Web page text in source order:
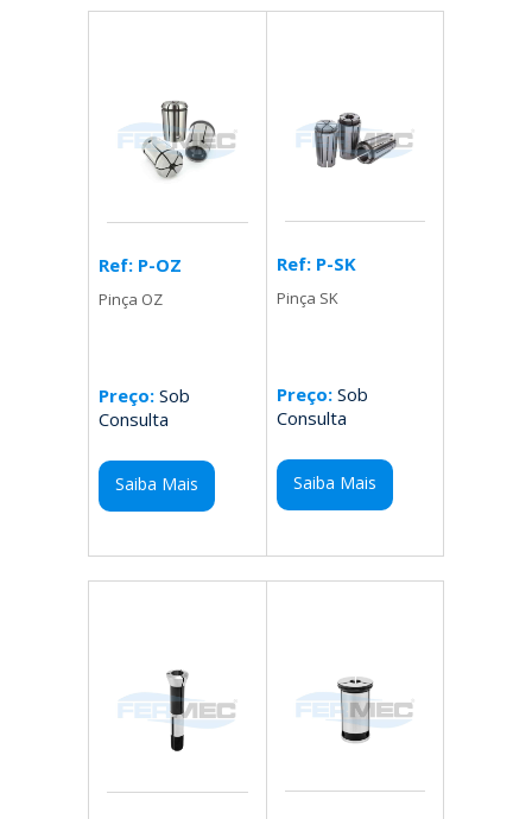
Ref: P-OZ
Pinça OZ
Preço: Sob
Consulta
Saiba Mais
Ref: P-SK
Pinça SK
Preço:Sob
Consulta
Saiba Mais